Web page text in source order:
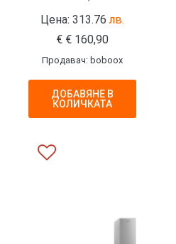
Цена: 313.76лв.
€ €160,90
Продавач: boboox
ДОБАВЯНЕ В
КОЛИЧКАТА